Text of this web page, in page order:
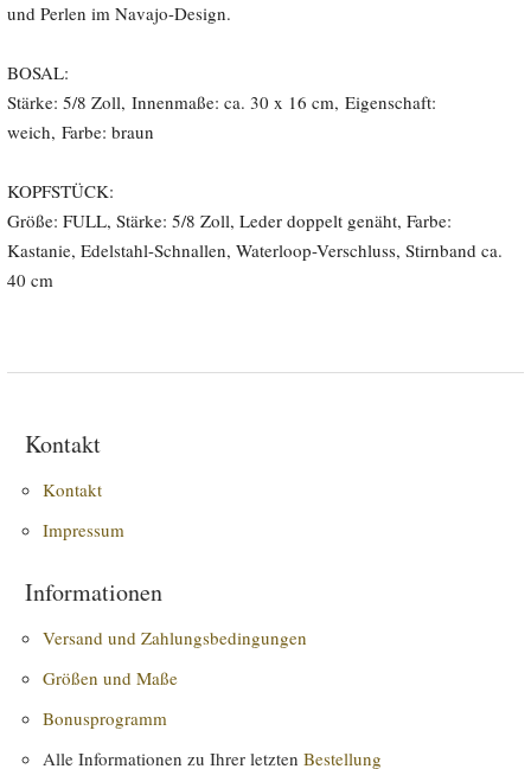
und Perlen im Navajo-Design.
BOSAL:
Stärke: 5/8 Zoll, Innenmaße: ca. 30 x 16 cm, Eigenschaft:
weich, Farbe: braun
KOPFSTÜCK:
Größe: FULL, Stärke: 5/8 Zoll, Leder doppelt genäht, Farbe:
Kastanie, Edelstahl-Schnallen, Waterloop-Verschluss, Stirnband ca.
40 cm
Kontakt
Kontakt
Impressum
Informationen
Versand und Zahlungsbedingungen
Größen und Maße
Bonusprogramm
Alle Informationen zu Ihrer letzten Bestellung